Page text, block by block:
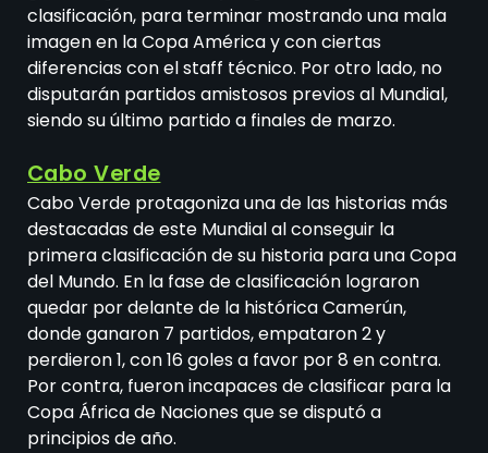
clasificación, para terminar mostrando una mala
imagen en la Copa América y con ciertas
diferencias con el staff técnico. Por otro lado, no
disputarán partidos amistosos previos al Mundial,
siendo su último partido a finales de marzo.
Cabo Verde
Cabo Verde protagoniza una de las historias más
destacadas de este Mundial al conseguir la
primera clasificación de su historia para una Copa
del Mundo. En la fase de clasificación lograron
quedar por delante de la histórica Camerún,
donde ganaron 7 partidos, empataron 2 y
perdieron 1, con 16 goles a favor por 8 en contra.
Por contra, fueron incapaces de clasificar para la
Copa África de Naciones que se disputó a
principios de año.